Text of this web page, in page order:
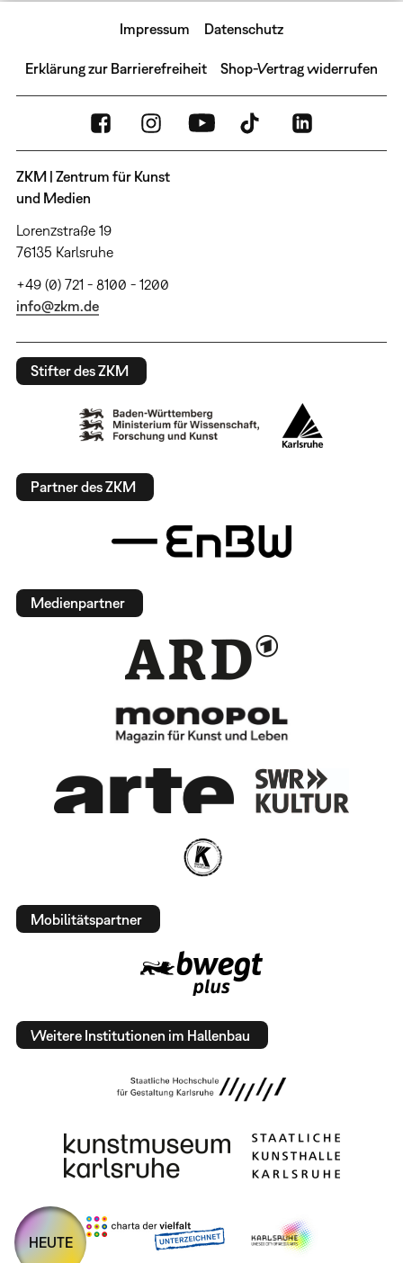
Impressum Datenschutz
Erklärung zur Barrierefreiheit Shop-Vertrag widerrufen
ZKM | Zentrum für Kunst
und Medien
Lorenzstraße 19
76135 Karlsruhe
+49 (0) 721 - 8100 - 1200
info@zkm.de
Stifter des ZKM
Partner des ZKM
Medienpartner
Mobilitätspartner
Weitere Institutionen im Hallenbau
HEUTE